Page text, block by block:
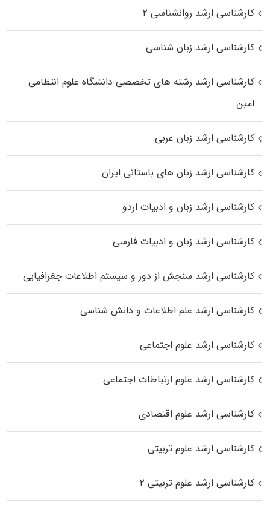
کارشناسی ارشد روانشناسی ۲
کارشناسی ارشد زبان شناسی
کارشناسی ارشد رﺷﺘﻪ ﻫﺎی تخصصی داﻧﺸﮕﺎه ﻋﻠﻮم انتظامی
اﻣﻴﻦ
کارشناسی ارشد زبان عربی
کارشناسی ارشد زبان‌ های باستانی ایران
کارشناسی ارشد زبان و ادبیات اردو
کارشناسی ارشد زبان و ادبیات فارسی
کارشناسی ارشد سنجش از دور و سیستم اطلاعات جغرافیایی
کارشناسی ارشد علم اطلاعات و دانش شناسی
کارشناسی ارشد علوم اجتماعی
کارشناسی ارشد علوم ارتباطات اجتماعی
کارشناسی ارشد علوم اقتصادی
کارشناسی ارشد علوم تربیتی
کارشناسی ارشد علوم تربیتی ۲